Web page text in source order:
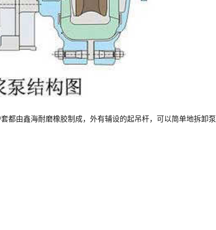
都由鑫海耐磨橡胶制成，外有辅设的起吊杆，可以简单地拆卸泵